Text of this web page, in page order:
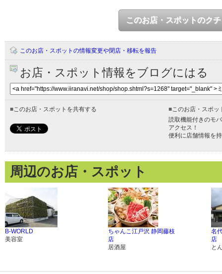
このお店・スポットのク
このお店・スポットの情報変更や閉店・移転を報告
お店・スポット情報をブログにはる
■このお店・スポットを共有する ■このお店・スポッ
読取機能付きのモ
アクセス！
便利に店舗情報を
周辺のお店・スポット
B-WORLD
美容室
ちゃんこ江戸沢 静岡藤枝
店
居酒屋
名
店
と